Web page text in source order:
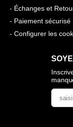
- Échanges et
- Paiement sécurisé
- Configurer les